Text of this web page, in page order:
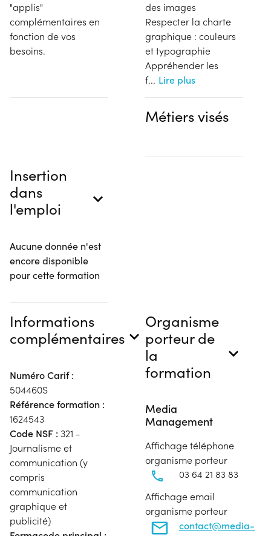
"applis"
complémentaires en
fonction de vos
besoins.
des images
Respecter la charte
graphique : couleurs
et typographie
Appréhender les
f... Lire plus
Métiers visés
Insertion
dans
l'emploi
Aucune donnée n'est
encore disponible
pour cette formation
Informations
complémentaires
Numéro Carif :
504460S
Référence formation :
1624543
Code NSF : 321 -
Journalisme et
communication (y
compris
communication
graphique et
publicité)
Organisme
porteur de
la
formation
Media
Management
Affichage téléphone
organisme porteur
03 64 21 83 83
Affichage email
organisme porteur
contact@media-